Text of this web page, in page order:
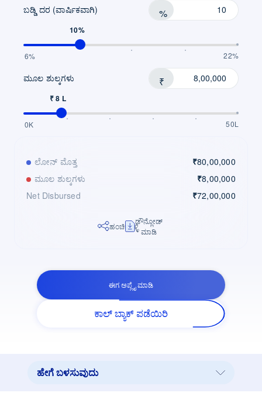
ಬಡ್ಡಿ ದರ (ವಾರ್ಷಿಕವಾಗಿ) %
10%
6% 22%
ಮೂಲ ಶುಲ್ಕಗಳು ₹
₹ 8 L
0K 50L
ಲೋನ್ ಮೊತ್ತ ₹80,00,000
ಮೂಲ ಶುಲ್ಕಗಳು
₹8,00,000
Net Disbursed
₹72,00,000
ಹಂಚಿಕೊಳ್ಳಿ
ಡೌನ್ಲೋಡ್
ಮಾಡಿ
ಈಗ ಅಪ್ಲೈ ಮಾಡಿ
ಕಾಲ್ ಬ್ಯಾಕ್ ಪಡೆಯಿರಿ
ಹೇಗೆ ಬಳಸುವುದು